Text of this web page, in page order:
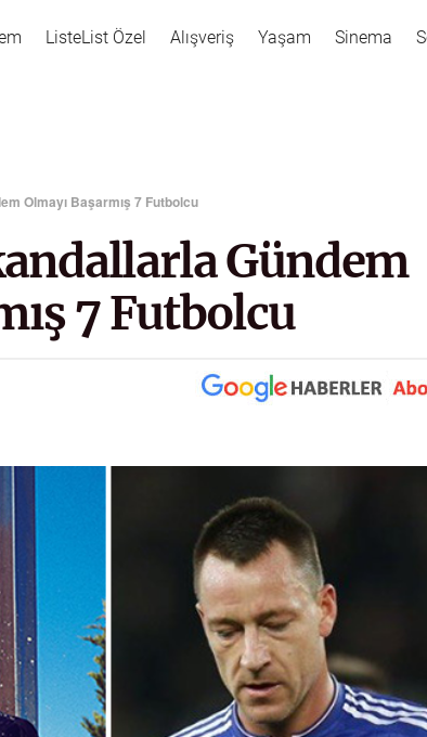
ListeList Özel Alışveriş Yaşam Sinema
Olmayı Başarmış 7 Futbolcu
Gündem
7 Futbolcu